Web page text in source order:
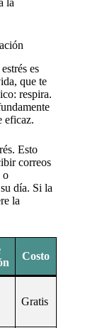
la
es
que te
respira.
eficaz.
Esto
correos
o
día. Si la
la
Costo
Gratis